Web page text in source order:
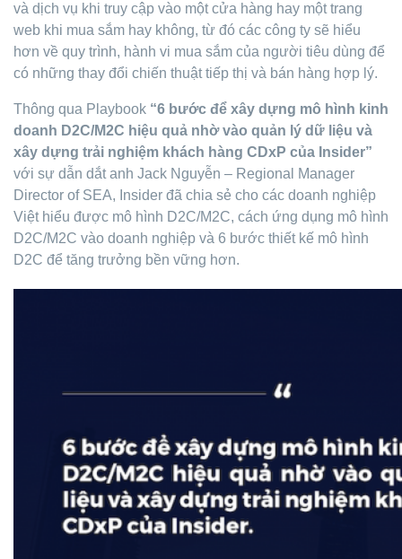
và dịch vụ khi truy cập vào một cửa hàng hay một trang
web khi mua sắm hay không, từ đó các công ty sẽ hiểu
hơn về quy trình, hành vi mua sắm của người tiêu dùng để
có những thay đổi chiến thuật tiếp thị và bán hàng hợp lý.
Thông qua Playbook “6 bước để xây dựng mô hình kinh
doanh D2C/M2C hiệu quả nhờ vào quản lý dữ liệu và
xây dựng trải nghiệm khách hàng CDxP của Insider”
với sự dẫn dắt anh Jack Nguyễn – Regional Manager
Director of SEA, Insider đã chia sẻ cho các doanh nghiệp
Việt hiểu được mô hình D2C/M2C, cách ứng dụng mô hình
D2C/M2C vào doanh nghiệp và 6 bước thiết kế mô hình
D2C để tăng trưởng bền vững hơn.